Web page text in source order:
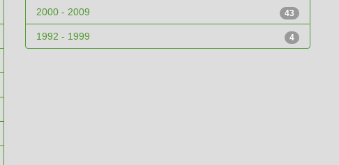
43
2000 - 2009
4
1992 - 1999